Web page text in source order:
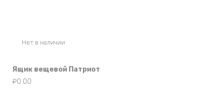
Нет в наличии
Ящик вещевой Патриот
₽0.00